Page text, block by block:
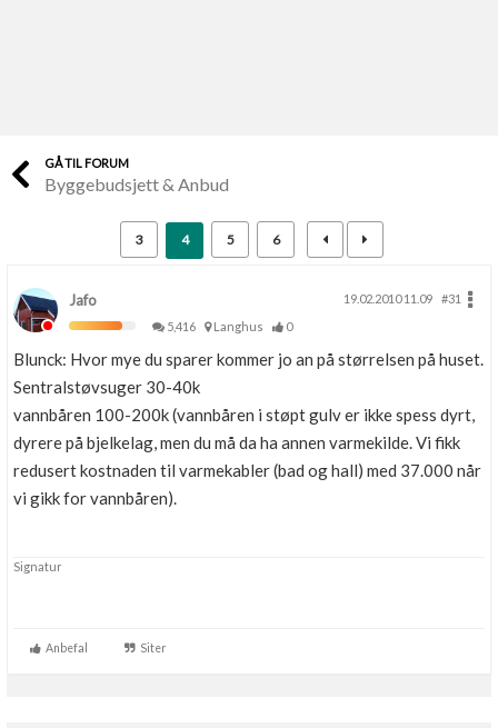
Finn håndverkere
Skaff dokumentasjon som mangler
Kundeservice
Få svar på det du lurer på
Kom i gang med Boligmappa
Se din bolig? Klikk her
GÅ TIL FORUM
Byggebudsjett & Anbud
3 4 5 6
Jafo 19.02.2010 11.09
#31
5,416
Langhus 0
Blunck: Hvor mye du sparer kommer jo an på størrelsen på huset.
Sentralstøvsuger 30-40k
vannbåren 100-200k (vannbåren i støpt gulv er ikke spess dyrt,
dyrere på bjelkelag, men du må da ha annen varmekilde. Vi fikk
redusert kostnaden til varmekabler (bad og hall) med 37.000 når
vi gikk for vannbåren).
Signatur
Anbefal Siter